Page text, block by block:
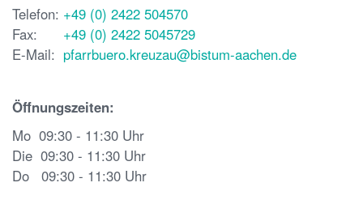
Telefon: +49 (0) 2422 504570
Fax:
+49 (0) 2422 5045729
E-Mail: pfarrbuero.kreuzau@bistum-aachen.de
Öffnungszeiten:
Mo 09:30 - 11:30 Uhr
Die 09:30 - 11:30 Uhr
Do 09:30 - 11:30 Uhr